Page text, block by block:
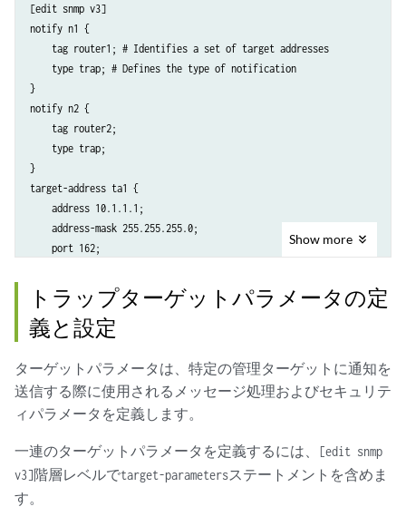
[edit snmp v3]
notify n1 {
    tag router1; # Identifies a set of target addresses
    type trap; # Defines the type of notification
}
notify n2 {
    tag router2;
    type trap;
}
target-address ta1 {
    address 10.1.1.1;
    address-mask 255.255.255.0;
    port 162;
    target-parameters tp1;
target-address ta2 {
    address-mask 255.255.255.0;
    port 162;
    tag-list router2;
}
target-address ta3 {
    address-mask 255.255.255.0;
Show more
トラップターゲットパラメータの定
義と設定
ターゲットパラメータは、特定の管理ターゲットに通知を
送信する際に使用されるメッセージ処理およびセキュリテ
ィパラメータを定義します。
一連のターゲットパラメータを定義するには、
[edit snmp
v3]階層レベルでtarget-parametersステートメントを含めま
す。